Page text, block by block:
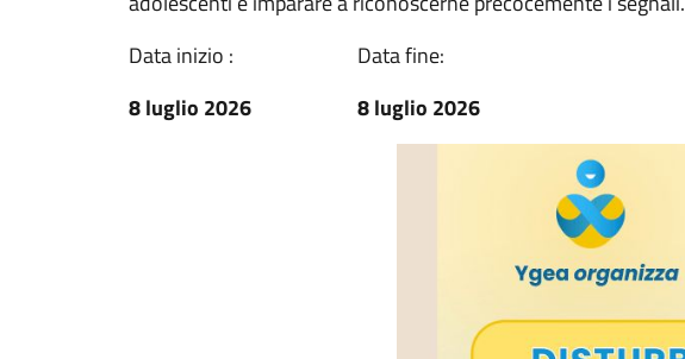
Data inizio :
8 luglio 2026
Data fine:
8 luglio 2026